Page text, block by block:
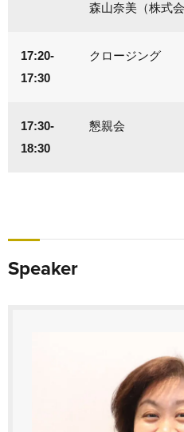
森山奈美（株式
17:20-
17:30
クロージング
17:30-
18:30
懇親会
Speaker